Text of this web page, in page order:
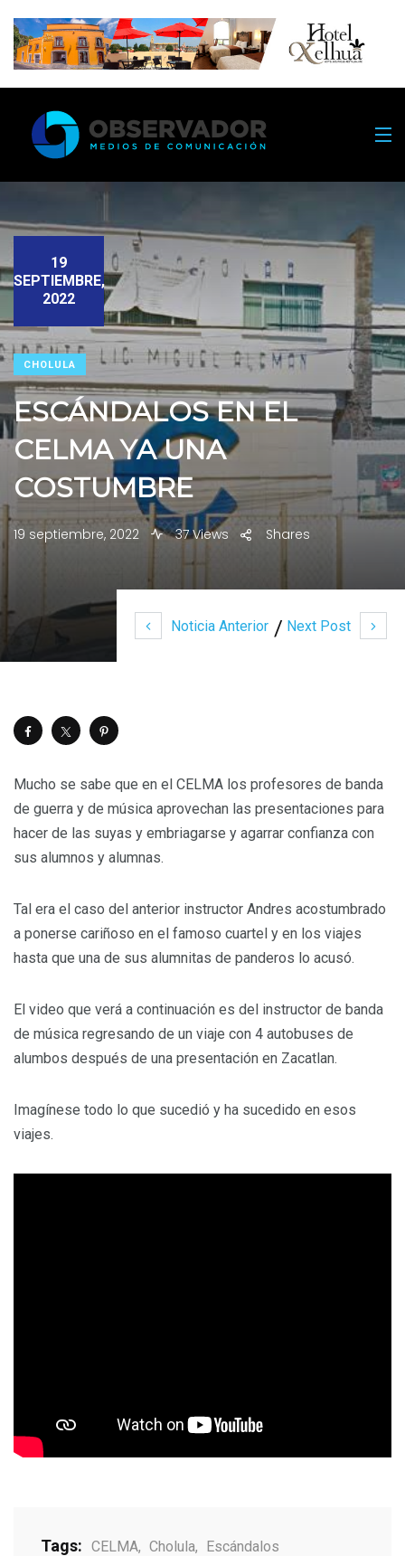
Noticia Anterior Next Post
19
SEPTIEMBRE,
2022
CHOLULA
ESCÁNDALOS EN EL
CELMA YA UNA
COSTUMBRE
19 septiembre, 2022 37 Views Shares
Mucho se sabe que en el CELMA los profesores de banda
de guerra y de música aprovechan las presentaciones para
hacer de las suyas y embriagarse y agarrar confianza con
sus alumnos y alumnas.
Tal era el caso del anterior instructor Andres acostumbrado
a ponerse cariñoso en el famoso cuartel y en los viajes
hasta que una de sus alumnitas de panderos lo acusó.
El video que verá a continuación es del instructor de banda
de música regresando de un viaje con 4 autobuses de
alumbos después de una presentación en Zacatlan.
Imagínese todo lo que sucedió y ha sucedido en esos
viajes.
Tags: CELMA, Cholula, Escándalos